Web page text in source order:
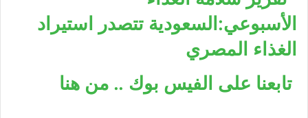
الأسبوعي:السعودية تتصدر استيراد
الغذاء المصري
تابعنا على الفيس بوك .. من هنا